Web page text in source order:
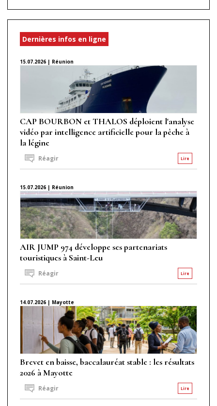
Dernières infos en ligne
15.07.2026 | Réunion
CAP BOURBON et THALOS déploient l'analyse
vidéo par intelligence artificielle pour la pêche à
la légine
Lire
Réagir
15.07.2026 | Réunion
AIR JUMP 974 développe ses partenariats
touristiques à Saint-Leu
Lire
Réagir
14.07.2026 | Mayotte
Brevet en baisse, baccalauréat stable : les résultats
2026 à Mayotte
Lire
Réagir